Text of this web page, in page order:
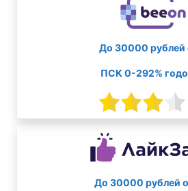
До 30000 рублей
ПСК 0-292%
До 30000 рублей